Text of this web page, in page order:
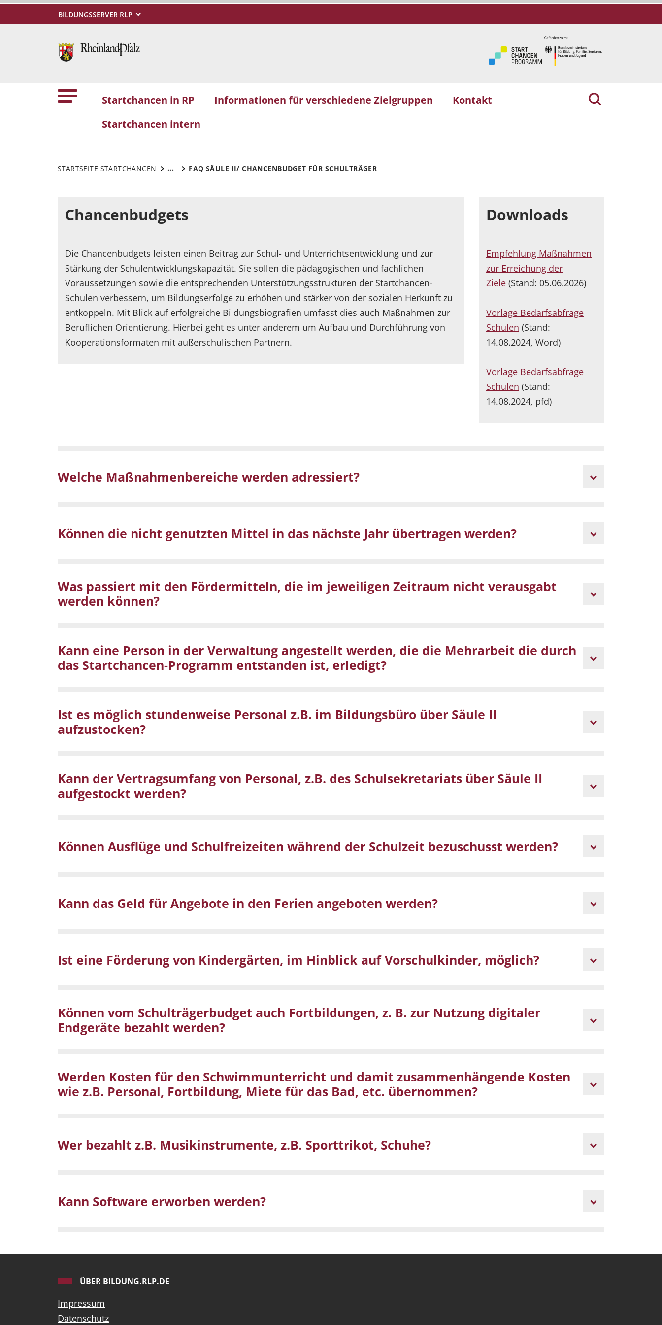
BILDUNGSSERVER RLP
Startchancen in RP Informationen für verschiedene Zielgruppen
Kontakt
Startchancen intern
STARTSEITE STARTCHANCEN ... FAQ SÄULE II/ CHANCENBUDGET FÜR SCHULTRÄGER
Chancenbudgets
Die Chancenbudgets leisten einen Beitrag zur Schul- und Unterrichtsentwicklung und zur
Stärkung der Schulentwicklungskapazität. Sie sollen die pädagogischen und fachlichen
Voraussetzungen sowie die entsprechenden Unterstützungsstrukturen der Startchancen-
Schulen verbessern, um Bildungserfolge zu erhöhen und stärker von der sozialen Herkunft zu
entkoppeln. Mit Blick auf erfolgreiche Bildungsbiografien umfasst dies auch Maßnahmen zur
Beruflichen Orientierung. Hierbei geht es unter anderem um Aufbau und Durchführung von
Kooperationsformaten mit außerschulischen Partnern.
Downloads
Empfehlung Maßnahmen
zur Erreichung der
Ziele (Stand: 05.06.2026)
Vorlage Bedarfsabfrage
Schulen (Stand:
14.08.2024, Word)
Vorlage Bedarfsabfrage
Schulen (Stand:
14.08.2024, pfd)
Welche Maßnahmenbereiche werden adressiert?
Können die nicht genutzten Mittel in das nächste Jahr übertragen werden?
Was passiert mit den Fördermitteln, die im jeweiligen Zeitraum nicht verausgabt
werden können?
Kann eine Person in der Verwaltung angestellt werden, die die Mehrarbeit die durch
das Startchancen-Programm entstanden ist, erledigt?
Ist es möglich stundenweise Personal z.B. im Bildungsbüro über Säule II
aufzustocken?
Kann der Vertragsumfang von Personal, z.B. des Schulsekretariats über Säule II
aufgestockt werden?
Können Ausflüge und Schulfreizeiten während der Schulzeit bezuschusst werden?
Kann das Geld für Angebote in den Ferien angeboten werden?
Ist eine Förderung von Kindergärten, im Hinblick auf Vorschulkinder, möglich?
Können vom Schulträgerbudget auch Fortbildungen, z. B. zur Nutzung digitaler
Endgeräte bezahlt werden?
Werden Kosten für den Schwimmunterricht und damit zusammenhängende Kosten
wie z.B. Personal, Fortbildung, Miete für das Bad, etc. übernommen?
Wer bezahlt z.B. Musikinstrumente, z.B. Sporttrikot, Schuhe?
Kann Software erworben werden?
ÜBER BILDUNG.RLP.DE
Impressum
Datenschutz